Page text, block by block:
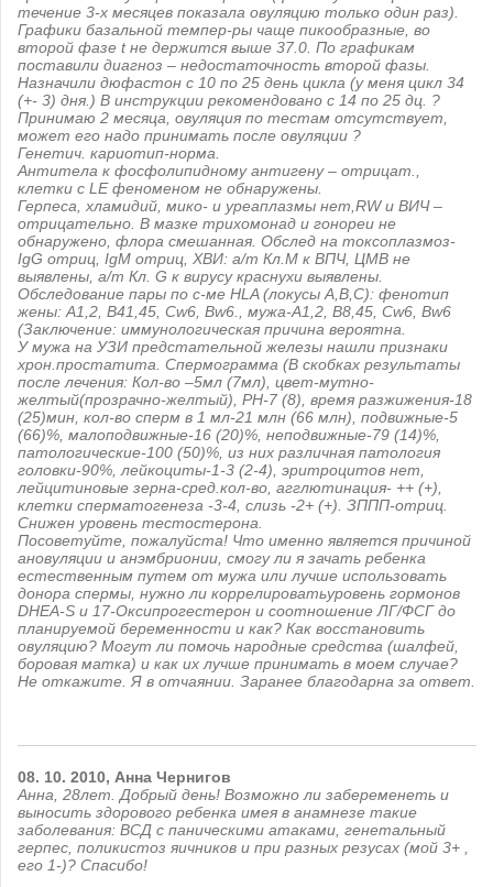
течение 3-х месяцев показала овуляцию только один раз).
Графики базальной темпер-ры чаще пикообразные, во
второй фазе t не держится выше 37.0. По графикам
поставили диагноз – недостаточность второй фазы.
Назначили дюфастон с 10 по 25 день цикла (у меня цикл 34
(+- 3) дня.) В инструкции рекомендовано с 14 по 25 дц. ?
Принимаю 2 месяца, овуляция по тестам отсутствует,
может его надо принимать после овуляции ?
Генетич. кариотип-норма.
Антитела к фосфолипидному антигену – отрицат.,
клетки с LE феноменом не обнаружены.
Герпеса, хламидий, мико- и уреаплазмы нет,RW и ВИЧ –
отрицательно. В мазке трихомонад и гонореи не
обнаружено, флора смешанная. Обслед на токсоплазмоз-
IgG отриц, IgM отриц, ХВИ: а/т Кл.М к ВПЧ, ЦМВ не
выявлены, а/т Кл. G к вирусу краснухи выявлены.
Обследование пары по с-ме HLA (локусы А,В,С): фенотип
жены: А1,2, В41,45, Сw6, Bw6., мужа-А1,2, В8,45, Сw6, Вw6
(Заключение: иммунологическая причина вероятна.
У мужа на УЗИ предстательной железы нашли признаки
хрон.простатита. Спермограмма (В скобках результаты
после лечения: Кол-во –5мл (7мл), цвет-мутно-
желтый(прозрачно-желтый), РН-7 (8), время разжижения-18
(25)мин, кол-во сперм в 1 мл-21 млн (66 млн), подвижные-5
(66)%, малоподвижные-16 (20)%, неподвижные-79 (14)%,
патологические-100 (50)%, из них различная патология
головки-90%, лейкоциты-1-3 (2-4), эритроцитов нет,
лейцитиновые зерна-сред.кол-во, агглютинация- ++ (+),
клетки сперматогенеза -3-4, слизь -2+ (+). ЗППП-отриц.
Снижен уровень тестостерона.
Посоветуйте, пожалуйста! Что именно является причиной
ановуляции и анэмбрионии, смогу ли я зачать ребенка
естественным путем от мужа или лучше использовать
донора спермы, нужно ли коррелироватьуровень гормонов
DHEA-S и 17-Оксипрогестерон и соотношение ЛГ/ФСГ до
планируемой беременности и как? Как восстановить
овуляцию? Могут ли помочь народные средства (шалфей,
боровая матка) и как их лучше принимать в моем случае?
Не откажите. Я в отчаянии. Заранее благодарна за ответ.
08. 10. 2010, Анна Чернигов
Анна, 28лет. Добрый день! Возможно ли забеременеть и
выносить здорового ребенка имея в анамнезе такие
заболевания: ВСД с паническими атаками, генетальный
герпес, поликистоз яичников и при разных резусах (мой 3+ ,
его 1-)? Спасибо!